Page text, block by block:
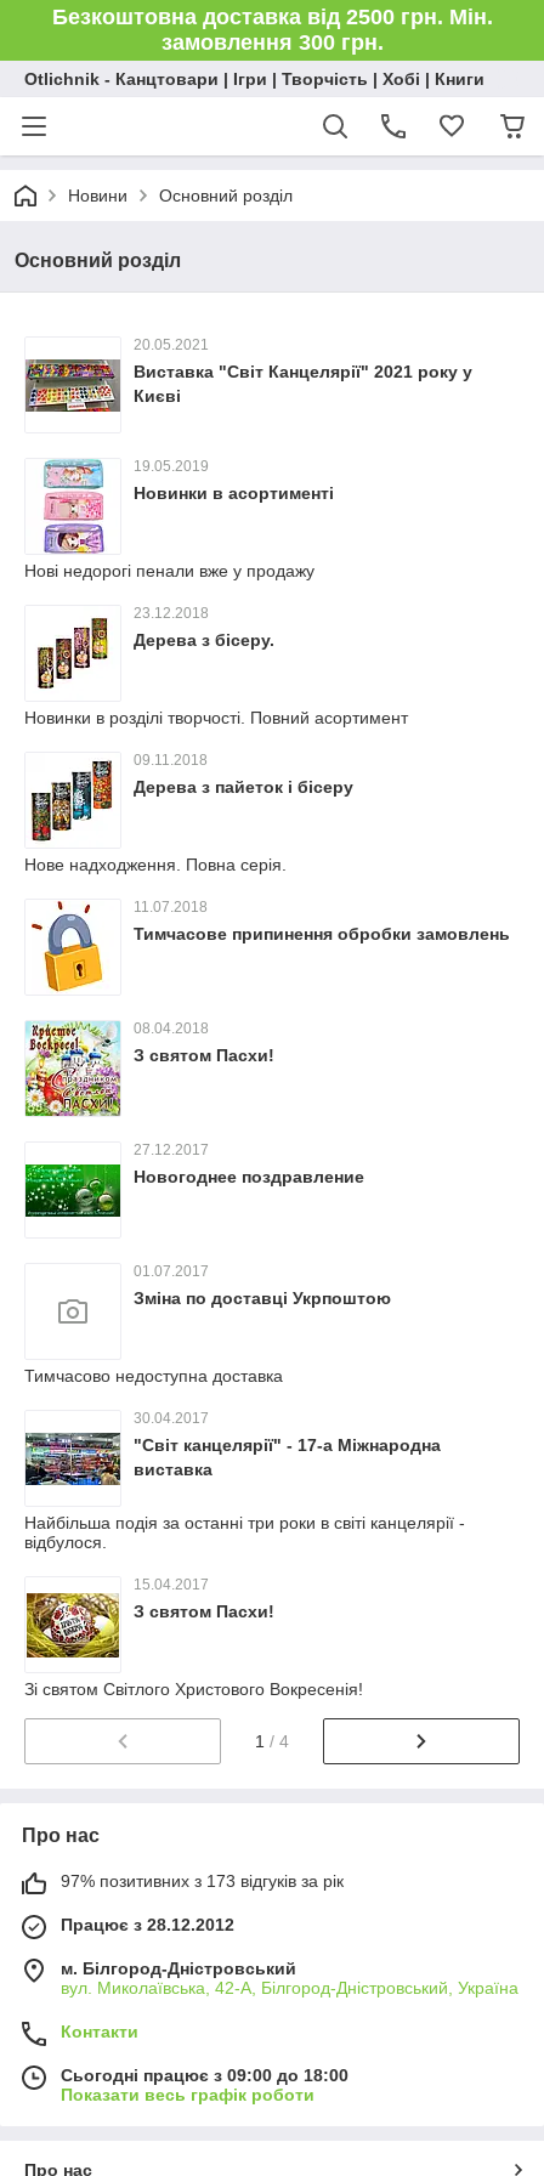
Безкоштовна доставка від 2500 грн. Мін.
замовлення 300 грн.
Otlichnik - Канцтовари | Ігри | Творчість | Хобі | Книги
Новини Основний розділ
Основний розділ
20.05.2021
Виставка "Світ Канцелярії" 2021 року у
Києві
19.05.2019
Новинки в асортименті
Нові недорогі пенали вже у продажу
23.12.2018
Дерева з бісеру.
Новинки в розділі творчості. Повний асортимент
09.11.2018
Дерева з пайеток і бісеру
Нове надходження. Повна серія.
11.07.2018
Тимчасове припинення обробки замовлень
08.04.2018
З святом Пасхи!
27.12.2017
Новогоднее поздравление
01.07.2017
Зміна по доставці Укрпоштою
Тимчасово недоступна доставка
30.04.2017
"Світ канцелярії" - 17-а Міжнародна
виставка
Найбільша подія за останні три роки в світі канцелярії -
відбулося.
15.04.2017
З святом Пасхи!
Зі святом Світлого Христового Вокресенія!
1 / 4
Про нас
97% позитивних з 173 відгуків за рік
Працює з 28.12.2012
м. Білгород-Дністровський
вул. Миколаївська, 42-А, Білгород-Дністровський, Україна
Контакти
Сьогодні працює з 09:00 до 18:00
Показати весь графік роботи
Про нас